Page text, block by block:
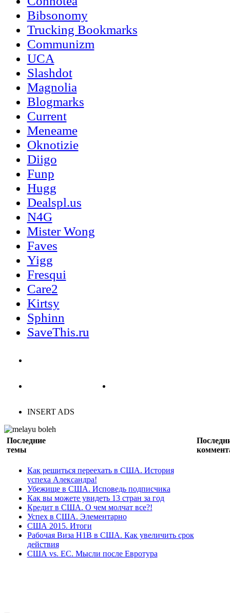
Bibsonomy
Trucking Bookmarks
Communizm
UCA
Slashdot
Magnolia
Blogmarks
Current
Meneame
Oknotizie
Diigo
Funp
Hugg
Dealspl.us
N4G
Mister Wong
Faves
Yigg
Fresqui
Care2
Kirtsy
Sphinn
SaveThis.ru
INSERT ADS
Последние
темы
Как решиться переехать в США. История
успеха Александра!
Убежище в США. Исповедь подписчика
Как вы можете увидеть 13 стран за год
Кредит в США. О чем молчат все?!
Успех в США. Элементарно
США 2015. Итоги
Рабочая Виза H1B в США. Как увеличить срок
действия
США vs. ЕС. Мысли после Евротура